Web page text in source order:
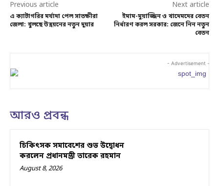
Previous article
এ ক্যাটাগরির মর্যাদা পেল সাতক্ষীরা
জেলা: খুলছে উন্নয়নের নতুন দুয়ার
Next article
ইমাম-মুয়াজ্জিন ও খাদেমদের বেতন
নির্ধারণ করল সরকার: জেনে নিন নতুন
বেতন
- Advertisement -
আরও প্রবন্ধ
চিকিৎসক সমাবেশের শুভ উদ্বোধন
করলেন প্রধানমন্ত্রী তারেক রহমান
August 8, 2026